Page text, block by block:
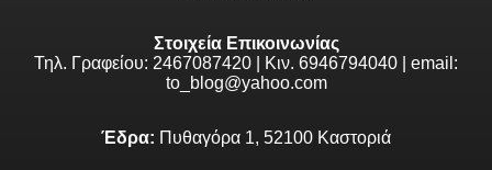
Στοιχεία Επικοινωνίας
Τηλ. Γραφείου: 2467087420 | Κιν. 6946794040 | email:
to_blog@yahoo.com
Έδρα: Πυθαγόρα 1, 52100 Καστοριά